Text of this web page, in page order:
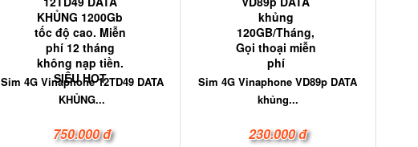
Sim 4G Vinaphone 12TD49 DATA
KHỦNG...
750.000 đ
Sim 4G Vinaphone VD89p DATA
khủng...
230.000 đ